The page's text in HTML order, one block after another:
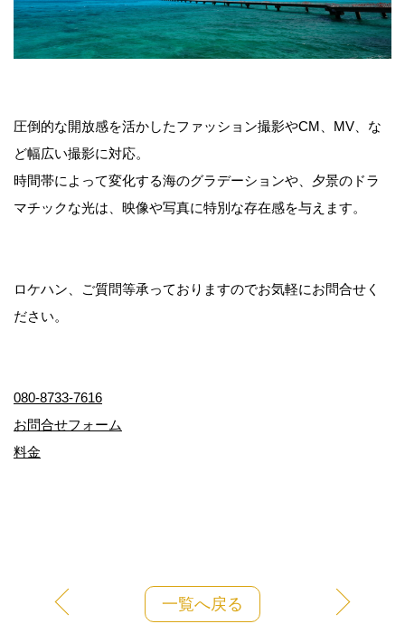
圧倒的な開放感を活かしたファッション撮影やCM、MV、な
ど幅広い撮影に対応。
時間帯によって変化する海のグラデーションや、夕景のドラ
マチックな光は、映像や写真に特別な存在感を与えます。
ロケハン、ご質問等承っておりますのでお気軽にお問合せく
ださい。
080-8733-7616
お問合せフォーム
料金
一覧へ戻る